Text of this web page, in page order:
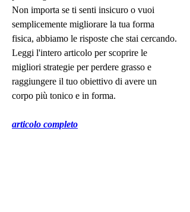
Non importa se ti senti insicuro o vuoi
semplicemente migliorare la tua forma
fisica, abbiamo le risposte che stai cercando.
Leggi l'intero articolo per scoprire le
migliori strategie per perdere grasso e
raggiungere il tuo obiettivo di avere un
corpo più tonico e in forma.
articolo completo